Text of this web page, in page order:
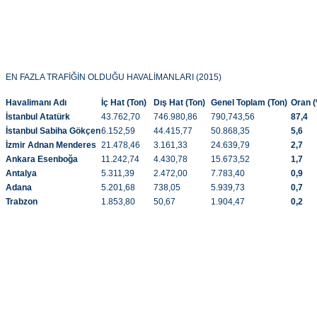
EN FAZLA TRAFİĞİN OLDUĞU HAVALİMANLARI (2015)
Havalimanı Adı İç Hat (Ton) Dış Hat (Ton) Genel Toplam (Ton) Oran
İstanbul Atatürk
43.762,70 746.980,86 790,743,56
87,4
İstanbul Sabiha Gökçen6.152,59 44.415,77 50.868,35
5,6
İzmir Adnan Menderes 21.478,46 3.161,33 24.639,79
2,7
Ankara Esenboğa
11.242,74 4.430,78 15.673,52
1,7
Antalya
5.311,39 2.472,00 7.783,40
0,9
Adana
5.201,68 738,05 5.939,73
0,7
Trabzon
1.853,80 50,67 1.904,47 0,2